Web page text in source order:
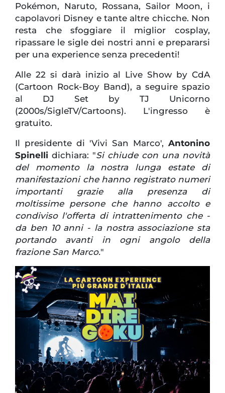
Pokémon, Naruto, Rossana, Sailor Moon, i
capolavori Disney e tante altre chicche. Non
resta che sfoggiare il miglior cosplay,
ripassare le sigle dei nostri anni e prepararsi
per una experience senza precedenti!
Alle 22 si darà inizio al Live Show by CdA
(Cartoon Rock-Boy Band), a seguire spazio
al DJ Set by TJ Unicorno
(2000s/SigleTV/Cartoons). L'ingresso è
gratuito.
Il presidente di 'Vivi San Marco', Antonino
Spinelli dichiara: "Si chiude con una novità
del momento la nostra lunga estate di
manifestazioni che hanno registrato numeri
importanti grazie alla presenza di
moltissime persone che hanno accolto e
condiviso l'offerta di intrattenimento che -
da ben 10 anni - la nostra associazione sta
portando avanti in ogni angolo della
frazione San Marco."